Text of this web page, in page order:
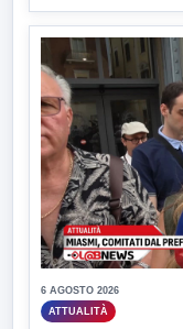
6 AGOSTO 2026
ATTUALITÀ